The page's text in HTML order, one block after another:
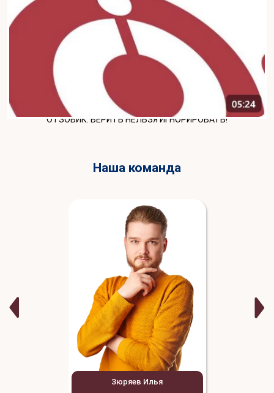
ОТЗОВИК: ВЕРИТЬ НЕЛЬЗЯ ИГНОРИРОВАТЬ!
Наша команда
Зюряев Илья